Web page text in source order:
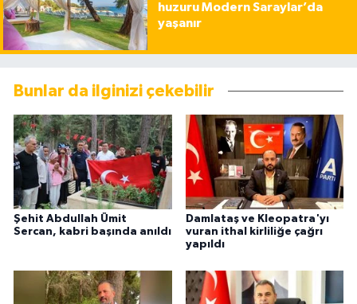
huzuru Modern Saraylar’da
yaşanır
Bunlar da ilginizi çekebilir
Şehit Abdullah Ümit
Sercan, kabri başında anıldı
Damlataş ve Kleopatra'yı
vuran ithal kirliliğe çağrı
yapıldı